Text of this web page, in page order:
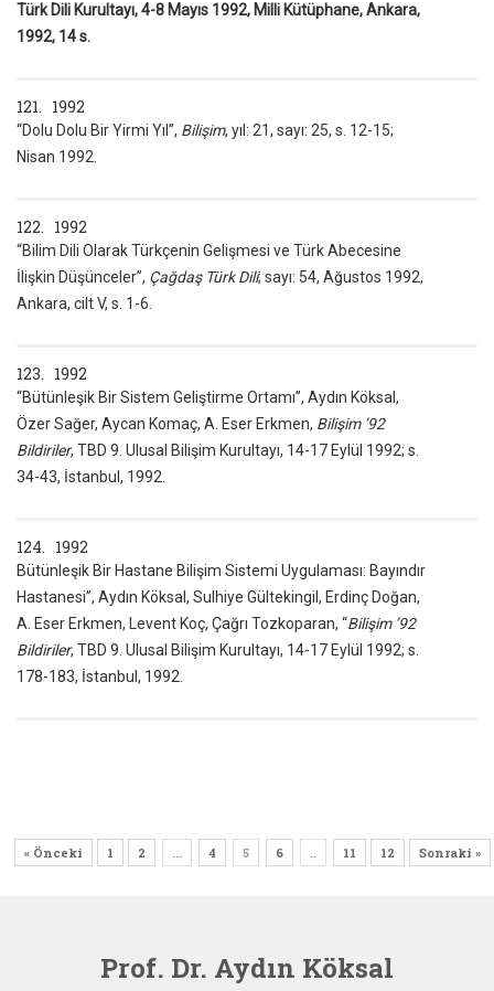
Türk Dili Kurultayı, 4-8 Mayıs 1992, Milli Kütüphane, Ankara,
1992, 14 s.
121. 1992
“Dolu Dolu Bir Yirmi Yıl”, Bilişim, yıl: 21, sayı: 25, s. 12-15;
Nisan 1992.
122. 1992
“Bilim Dili Olarak Türkçenin Gelişmesi ve Türk Abecesine
İlişkin Düşünceler”, Çağdaş Türk Dili; sayı: 54, Ağustos 1992,
Ankara, cilt V, s. 1-6.
123. 1992
“Bütünleşik Bir Sistem Geliştirme Ortamı”, Aydın Köksal,
Özer Sağer, Aycan Komaç, A. Eser Erkmen, Bilişim ’92
Bildiriler, TBD 9. Ulusal Bilişim Kurultayı, 14-17 Eylül 1992; s.
34-43, İstanbul, 1992.
124. 1992
Bütünleşik Bir Hastane Bilişim Sistemi Uygulaması: Bayındır
Hastanesi”, Aydın Köksal, Sulhiye Gültekingil, Erdinç Doğan,
A. Eser Erkmen, Levent Koç, Çağrı Tozkoparan, “Bilişim ’92
Bildiriler, TBD 9. Ulusal Bilişim Kurultayı, 14-17 Eylül 1992; s.
178-183, İstanbul, 1992.
« Önceki 1 2 ... 4 5 6 .. 11 12 Sonraki »
Prof. Dr. Aydın Köksal